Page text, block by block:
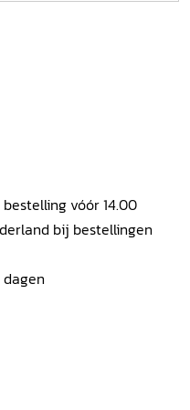
vóór 14.00
bij bestellingen